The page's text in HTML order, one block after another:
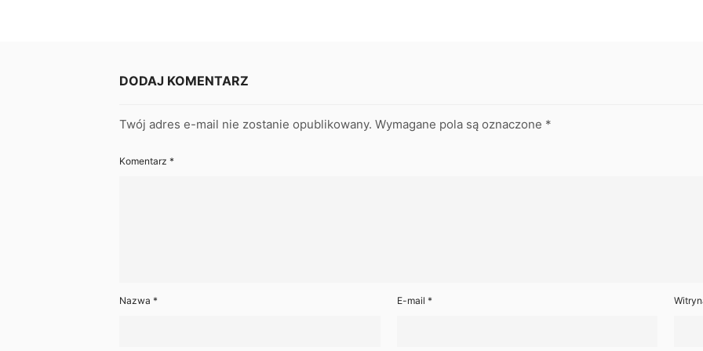
DODAJ KOMENTARZ
Twój adres e-mail nie zostanie opublikowany. Wymagane pola są oznaczone *
Komentarz *
Nazwa * E-mail *